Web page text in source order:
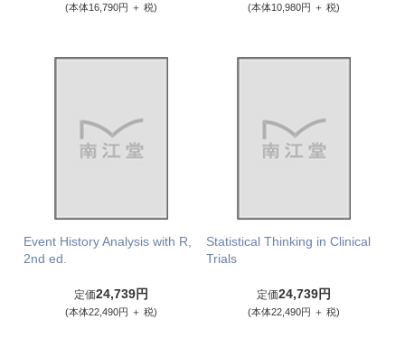
(本体16,790円 ＋ 税) (本体10,980円 ＋ 税)
Event History Analysis with R,
2nd ed.
定価24,739円
(本体22,490円 ＋ 税)
Statistical Thinking in Clinical
Trials
定価24,739円
(本体22,490円 ＋ 税)